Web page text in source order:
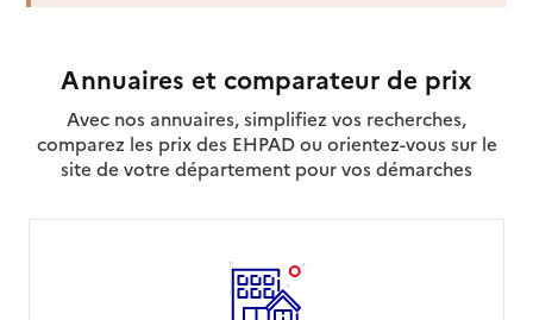
Annuaires et comparateur de prix
Avec nos annuaires, simplifiez vos recherches,
comparez les prix des EHPAD ou orientez-vous sur le
site de votre département pour vos démarches